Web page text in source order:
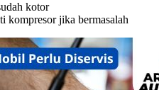
kotor
kompresor jika bermasalah